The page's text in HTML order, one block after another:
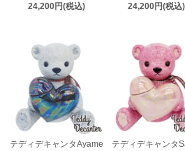
24,200円(税込)
24,200円(税込)
テディデキャンタAyame
テディデキャンタ